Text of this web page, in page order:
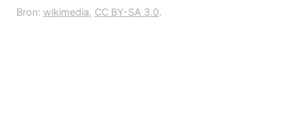
Bron: wikimedia, CC BY-SA 3.0.